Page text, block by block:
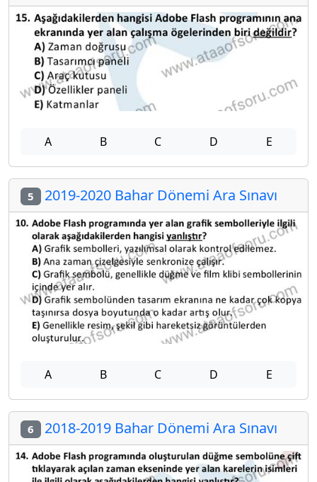
A B C D E
5 2019-2020 Bahar Dönemi Ara Sınavı
A B C D E
6 2018-2019 Bahar Dönemi Ara Sınavı